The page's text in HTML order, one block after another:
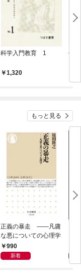
科学入門教育 1
1,320
仮
もっと見る
正義の暴走 ――凡庸
な悪についての心理学
990
新着